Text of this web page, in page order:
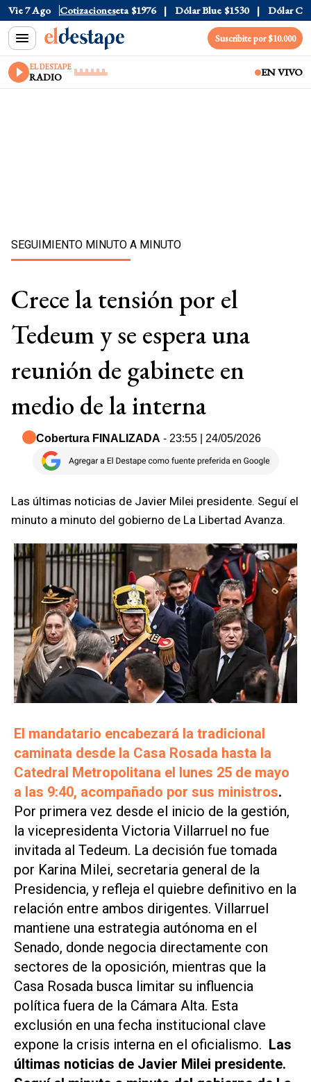
Vie 7 Ago Cotizaciones
$1520 Dólar Tarjeta $1976 Dólar Blue $1530 Dólar CCL
Suscribite por $10.000
EL DESTAPE
RADIO EN VIVO
SEGUIMIENTO MINUTO A MINUTO
Crece la tensión por el
Tedeum y se espera una
reunión de gabinete en
medio de la interna
Cobertura FINALIZADA - 23:55 | 24/05/2026
Las últimas noticias de Javier Milei presidente. Seguí el
minuto a minuto del gobierno de La Libertad Avanza.
El mandatario encabezará la tradicional
caminata desde la Casa Rosada hasta la
Catedral Metropolitana el lunes 25 de mayo
a las 9:40, acompañado por sus ministros.
Por primera vez desde el inicio de la gestión,
la vicepresidenta Victoria Villarruel no fue
invitada al Tedeum. La decisión fue tomada
por Karina Milei, secretaria general de la
Presidencia, y refleja el quiebre definitivo en la
relación entre ambos dirigentes. Villarruel
mantiene una estrategia autónoma en el
Senado, donde negocia directamente con
sectores de la oposición, mientras que la
Casa Rosada busca limitar su influencia
política fuera de la Cámara Alta. Esta
exclusión en una fecha institucional clave
expone la crisis interna en el oficialismo. Las
últimas noticias de Javier Milei presidente.